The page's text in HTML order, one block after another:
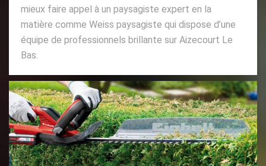
mieux faire appel à un paysagiste expert en la
matière comme Weiss paysagiste qui dispose d’une
équipe de professionnels brillante sur Aizecourt Le
Bas.